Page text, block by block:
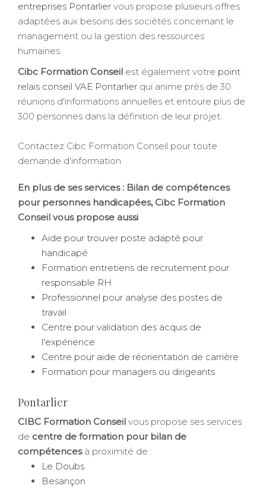
entreprises Pontarlier vous propose plusieurs offres
adaptées aux besoins des sociétés concernant le
management ou la gestion des ressources
humaines.
Cibc Formation Conseil est également votre point
relais conseil VAE Pontarlier qui anime près de 30
réunions d'informations annuelles et entoure plus de
300 personnes dans la définition de leur projet.
Contactez Cibc Formation Conseil pour toute
demande d'information
En plus de ses services : Bilan de compétences
pour personnes handicapées, Cibc Formation
Conseil vous propose aussi
Aide pour trouver poste adapté pour
handicapé
Formation entretiens de recrutement pour
responsable RH
Professionnel pour analyse des postes de
travail
Centre pour validation des acquis de
l'expérience
Centre pour aide de réorientation de carrière
Formation pour managers ou dirigeants
Pontarlier
CIBC Formation Conseil vous propose ses services
de centre de formation pour bilan de
compétencesà proximité de :
Le Doubs
Besançon